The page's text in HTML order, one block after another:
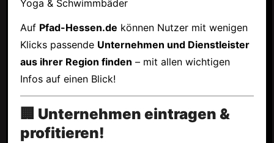
Yoga & Schwimmbäder
Auf Pfad-Hessen.de können Nutzer mit wenigen
Klicks passende Unternehmen und Dienstleister
aus ihrer Region finden – mit allen wichtigen
Infos auf einen Blick!
🏢 Unternehmen eintragen &
profitieren!